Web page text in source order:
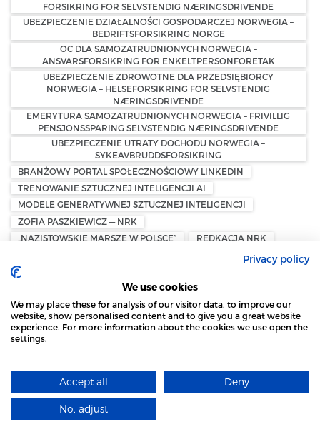
FORSIKRING FOR SELVSTENDIG NÆRINGSDRIVENDE
UBEZPIECZENIE DZIAŁALNOŚCI GOSPODARCZEJ NORWEGIA –
BEDRIFTSFORSIKRING NORGE
OC DLA SAMOZATRUDNIONYCH NORWEGIA –
ANSVARSFORSIKRING FOR ENKELTPERSONFORETAK
UBEZPIECZENIE ZDROWOTNE DLA PRZEDSIĘBIORCY
NORWEGIA – HELSEFORSIKRING FOR SELVSTENDIG
NÆRINGSDRIVENDE
EMERYTURA SAMOZATRUDNIONYCH NORWEGIA – FRIVILLIG
PENSJONSSPARING SELVSTENDIG NÆRINGSDRIVENDE
UBEZPIECZENIE UTRATY DOCHODU NORWEGIA –
SYKEAVBRUDDSFORSIKRING
BRANŻOWY PORTAL SPOŁECZNOŚCIOWY LINKEDIN
TRENOWANIE SZTUCZNEJ INTELIGENCJI AI
MODELE GENERATYWNEJ SZTUCZNEJ INTELIGENCJI
ZOFIA PASZKIEWICZ — NRK
„NAZISTOWSKIE MARSZE W POLSCE”
REDKACJA NRK
AKTYWNOŚĆ POLSKIEJ SPOŁECZNOŚCI W NORWEGII
NYHETSMORGEN
WPŁATA GOTÓWKI W SKLEPIE
WYPŁATA GOTÓWKI W SKLEPIE
KONTANTTJENESTER I BUTIKK
BANKAXEPT
NORGESGRUPPEN
DANIA SKRZYNKI POCZTOWE
CYFRYZACJA POCZTY
POSTNORD DANIA
DANSK AVIS OMDELING
PODATEK OD MAJĄTKU — NORWEGIA
STRONA LOCAL MARKET WYKORZYSTUJE PLIKI
DOWIEDZ SIĘ WIĘCEJ
Privacy policy
We use cookies
We may place these for analysis of our visitor data, to improve our
website, show personalised content and to give you a great website
experience. For more information about the cookies we use open the
settings.
Accept all Deny
No, adjust